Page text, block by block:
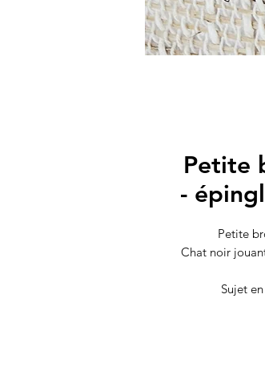
Petite
-
Petite
Chat noir
Sujet